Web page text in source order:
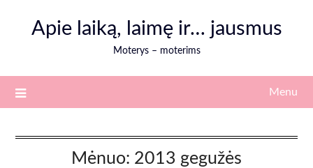
Apie laiką, laimę ir… jausmus
Moterys – moterims
Menu
Mėnuo: 2013 gegužės